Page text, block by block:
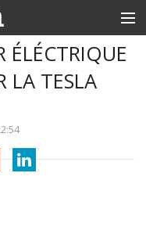
ÉLÉCTRIQUE
LA TESLA